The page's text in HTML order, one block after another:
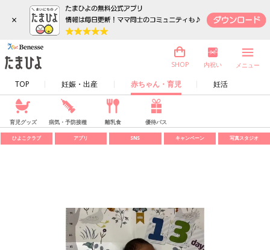
×
TOP 妊娠・出産 赤ちゃん・育児 妊活
SHOP 内祝い メニュー
育児グッズ 病気・予防接種 離乳食 優待パス
ひよこクラブ アプリ SNS キャンペーン 写真スタジオ